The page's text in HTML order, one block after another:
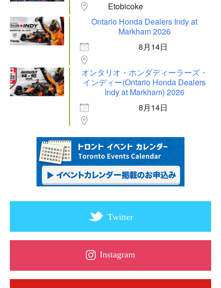
Etobicoke
Ontario Honda Dealers Indy at
Markham 2026
8月14日
オンタリオ・ホンダディーラーズ・
インディー(Ontario Honda Dealers
Indy at Markham) 2026
8月14日
Twitter
Instagram